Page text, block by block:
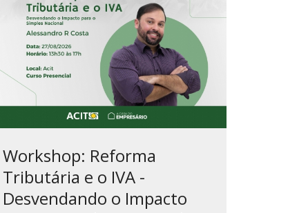
Workshop: Reforma
Tributária e o IVA -
Desvendando o Impacto